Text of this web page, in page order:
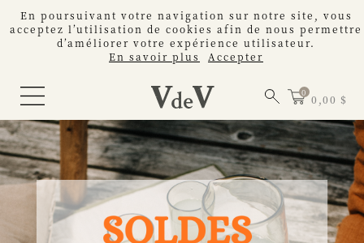
En poursuivant votre navigation sur notre site, vous
acceptez l’utilisation de cookies afin de nous permettre
d’améliorer votre expérience utilisateur.
En savoir plus
Accepter
0,00 $